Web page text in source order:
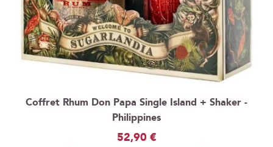
Coffret Rhum Don Papa Single Island + Shaker -
Philippines
52,90 €